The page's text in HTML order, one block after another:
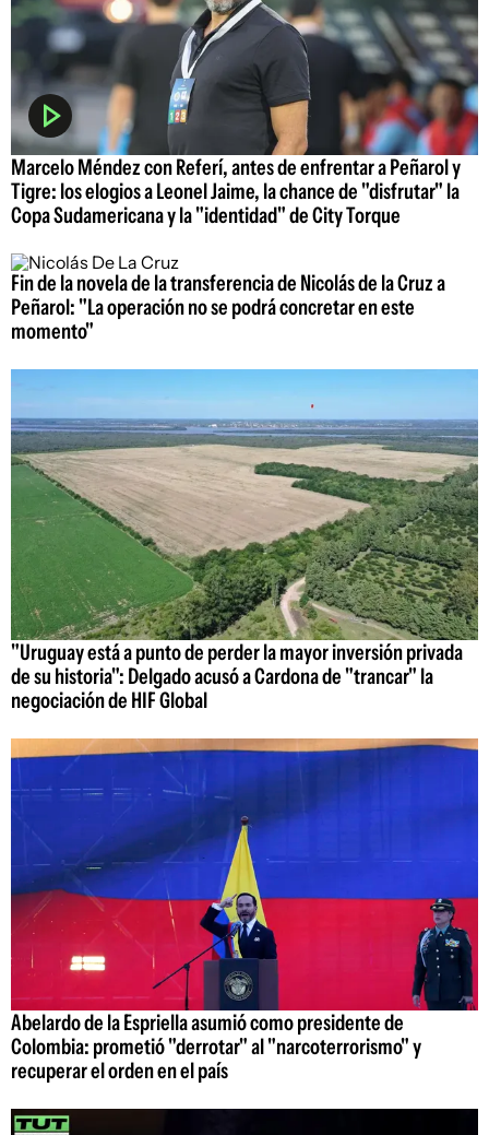
Marcelo Méndez con Referí, antes de enfrentar a Peñarol y
Tigre: los elogios a Leonel Jaime, la chance de "disfrutar" la
Copa Sudamericana y la "identidad" de City Torque
Fin de la novela de la transferencia de Nicolás de la Cruz a
Peñarol: "La operación no se podrá concretar en este
momento"
"Uruguay está a punto de perder la mayor inversión privada
de su historia": Delgado acusó a Cardona de "trancar" la
negociación de HIF Global
Abelardo de la Espriella asumió como presidente de
Colombia: prometió "derrotar" al "narcoterrorismo" y
recuperar el orden en el país